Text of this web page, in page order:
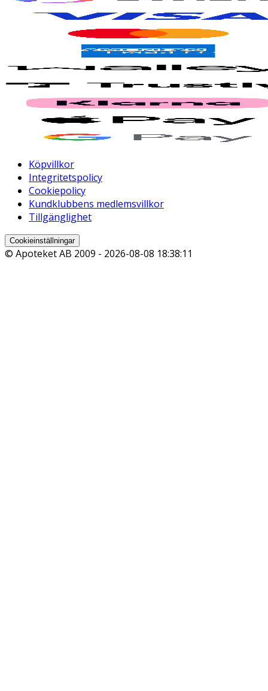
Köpvillkor
Integritetspolicy
Cookiepolicy
Kundklubbens medlemsvillkor
Tillgänglighet
Cookieinställningar
© Apoteket AB 2009 - 2026-08-08 18:38:11